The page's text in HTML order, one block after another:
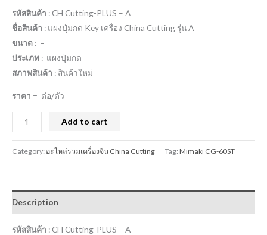
รหัสสินค้า : CH Cutting-PLUS – A
ชื่อสินค้า : แผงปุ่มกด Key เครื่อง China Cutting รุ่น A
ขนาด : –
ประเภท : แผงปุ่มกด
สภาพสินค้า : สินค้าใหม่
ราคา = ต่อ/ตัว
Add to cart
Category: อะไหล่รวมเครื่องจีน China Cutting Tag:Mimaki CG-60ST
Description
รหัสสินค้า : CH Cutting-PLUS – A